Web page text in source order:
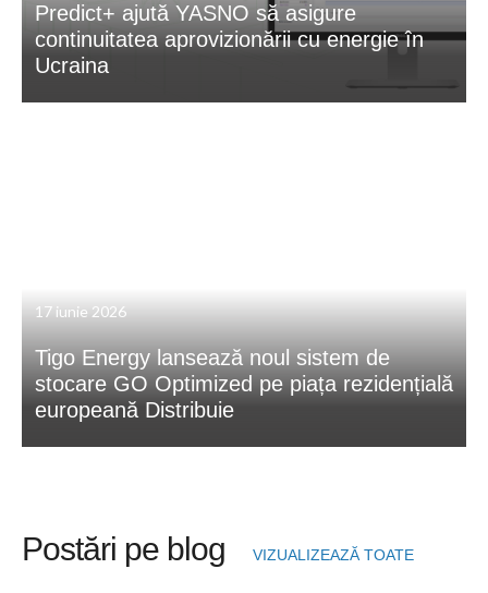
Predict+ ajută YASNO să asigure
continuitatea aprovizionării cu energie în
Ucraina
17 iunie 2026
Tigo Energy lansează noul sistem de
stocare GO Optimized pe piața rezidențială
europeană Distribuie
Postări pe blog VIZUALIZEAZĂ TOATE